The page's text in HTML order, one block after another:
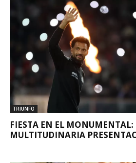
TRIUNFO
FIESTA EN EL MONUMENTAL:
MULTITUDINARIA